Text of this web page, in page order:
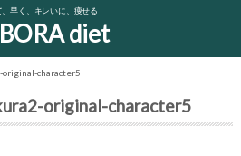
、早く、キレいに、痩せる
diet
original-character5
original-character5